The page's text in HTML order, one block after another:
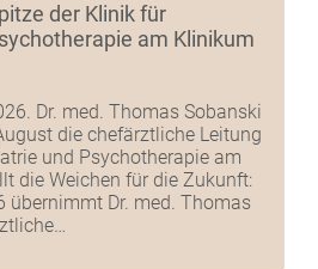
der Klinik für
am Klinikum
Dr. med. Thomas Sobanski
die chefärztliche Leitung
und Psychotherapie am
die Weichen für die Zukunft:
übernimmt Dr. med. Thomas